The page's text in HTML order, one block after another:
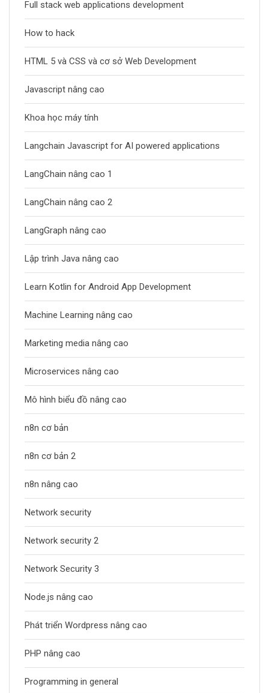
Full stack web applications development
How to hack
HTML 5 và CSS và cơ sở Web Development
Javascript nâng cao
Khoa học máy tính
Langchain Javascript for AI powered applications
LangChain nâng cao 1
LangChain nâng cao 2
LangGraph nâng cao
Lập trình Java nâng cao
Learn Kotlin for Android App Development
Machine Learning nâng cao
Marketing media nâng cao
Microservices nâng cao
Mô hình biểu đồ nâng cao
n8n cơ bản
n8n cơ bản 2
n8n nâng cao
Network security
Network security 2
Network Security 3
Node.js nâng cao
Phát triển Wordpress nâng cao
PHP nâng cao
Programming in general